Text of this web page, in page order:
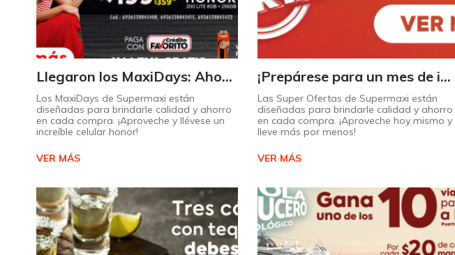
Llegaron los MaxiDays: Ahorre en sus marcas favoritas
Los MaxiDays de Supermaxi están
diseñadas para brindarle calidad y ahorro
en cada compra. ¡Aproveche y llévese un
increíble celular honor!
VER MÁS
¡Prepárese para un mes de increíbles descuentos en Supermaxi!
Las Super Ofertas de Supermaxi están
diseñadas para brindarle calidad y ahorro
en cada compra. ¡Aproveche hoy mismo y
lleve más por menos!
VER MÁS